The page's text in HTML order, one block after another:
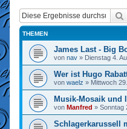
THEMEN
James Last - Big
von nav » Dienstag 4.
Wer ist Hugo
von waelz » Mittwoch
Musik-Mosaik und
von Manfred » Sonntag
Schlagerkarussell